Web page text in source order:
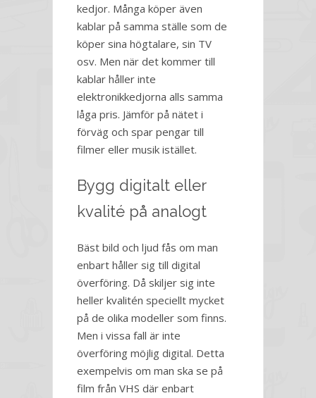
kedjor. Många köper även
kablar på samma ställe som de
köper sina högtalare, sin TV
osv. Men när det kommer till
kablar håller inte
elektronikkedjorna alls samma
låga pris. Jämför på nätet i
förväg och spar pengar till
filmer eller musik istället.
Bygg digitalt eller
kvalité på analogt
Bäst bild och ljud fås om man
enbart håller sig till digital
överföring. Då skiljer sig inte
heller kvalitén speciellt mycket
på de olika modeller som finns.
Men i vissa fall är inte
överföring möjlig digital. Detta
exempelvis om man ska se på
film från VHS där enbart